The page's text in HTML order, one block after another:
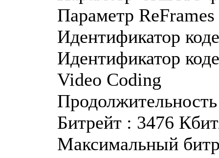
Параметр
Идентификатор
Идентификатор
Video Coding
Битрейт : 3476
Максимальный